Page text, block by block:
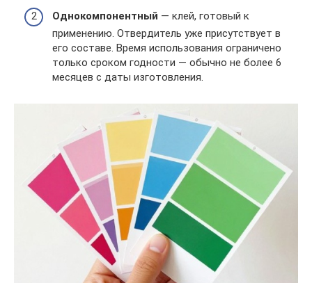
Однокомпонентный — клей, готовый к
применению. Отвердитель уже присутствует в
его составе. Время использования ограничено
только сроком годности — обычно не более 6
месяцев с даты изготовления.